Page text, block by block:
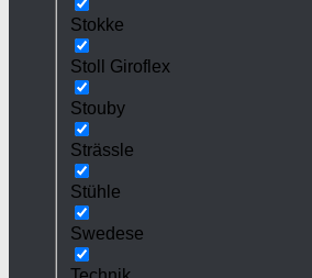
Stokke
Stoll Giroflex
Stouby
Strässle
Stühle
Swedese